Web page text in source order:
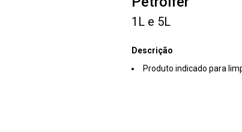
1L e 5L
Descrição
Produto indicado para